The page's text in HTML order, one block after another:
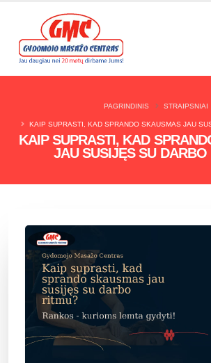
Jūsų krepšelis tuščias.
KAIP SUPRASTI, KAD
JAU SUSIJĘS SU DARBO
PAGRINDINIS STRAIPSNIAI
KAIP SUPRASTI, KAD SPRANDO SKAUSMAS JAU